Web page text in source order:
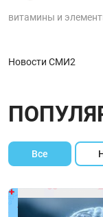
витамины и
Новости СМИ2
Все